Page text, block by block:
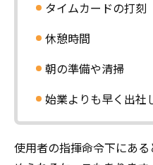
タイムカードの打刻
休憩時間
朝の準備や清掃
始業よりも早く出社
使用者の指揮命令下にあ